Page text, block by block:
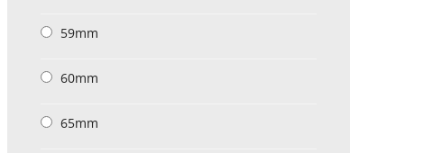
59mm
60mm
65mm